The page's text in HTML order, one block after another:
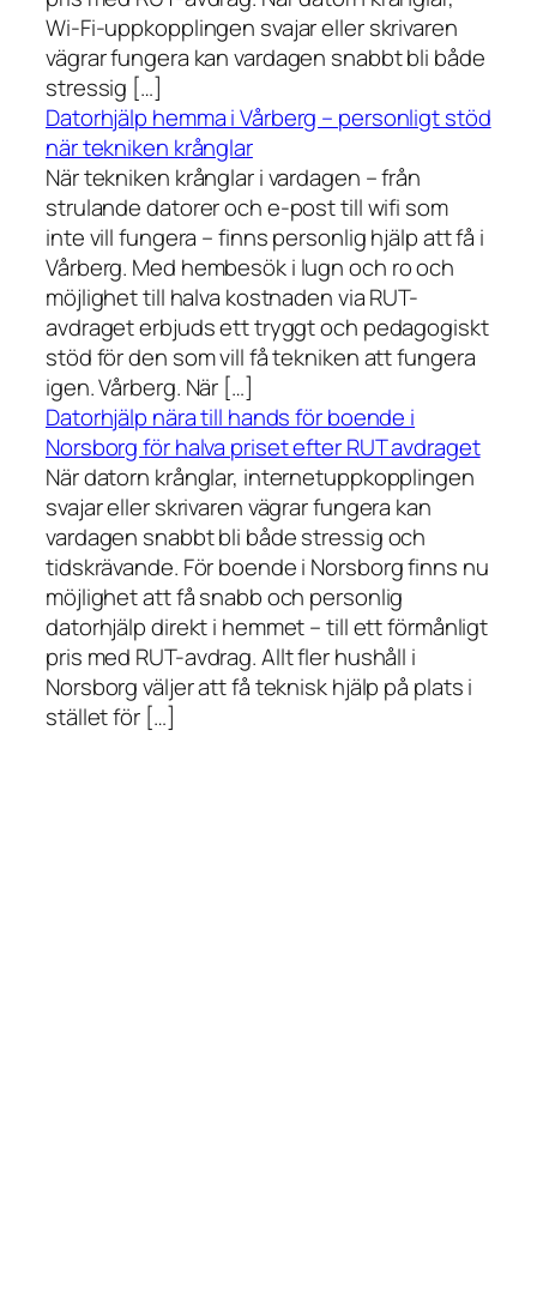
Wi-Fi-uppkopplingen svajar eller skrivaren
vägrar fungera kan vardagen snabbt bli både
stressig […]
Datorhjälp hemma i Vårberg – personligt stöd
när tekniken krånglar
När tekniken krånglar i vardagen – från
strulande datorer och e-post till wifi som
inte vill fungera – finns personlig hjälp att få i
Vårberg. Med hembesök i lugn och ro och
möjlighet till halva kostnaden via RUT-
avdraget erbjuds ett tryggt och pedagogiskt
stöd för den som vill få tekniken att fungera
igen. Vårberg. När […]
Datorhjälp nära till hands för boende i
Norsborg för halva priset efter RUT avdraget
När datorn krånglar, internetuppkopplingen
svajar eller skrivaren vägrar fungera kan
vardagen snabbt bli både stressig och
tidskrävande. För boende i Norsborg finns nu
möjlighet att få snabb och personlig
datorhjälp direkt i hemmet – till ett förmånligt
pris med RUT-avdrag. Allt fler hushåll i
Norsborg väljer att få teknisk hjälp på plats i
stället för […]